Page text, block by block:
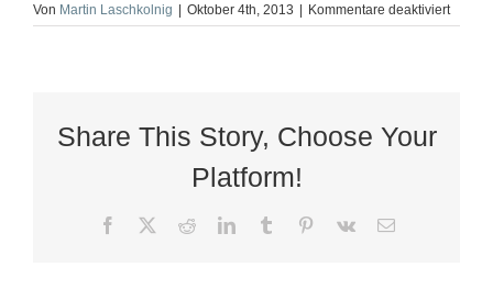
Von Martin Laschkolnig Oktober 4th, 2013 Kommentare deaktiviertfür
Slide5
Share This Story, Choose Your
Platform!
Facebook RedditLinkedInTumblr Pinterest
Vk
E-